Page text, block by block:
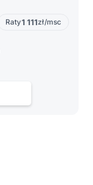
Raty1 111zł/msc